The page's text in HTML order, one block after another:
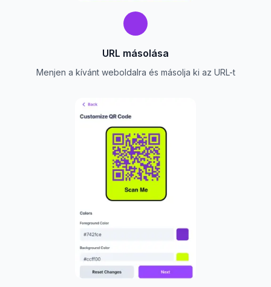
URL másolása
Menjen a kívánt weboldalra és másolja ki az URL-t